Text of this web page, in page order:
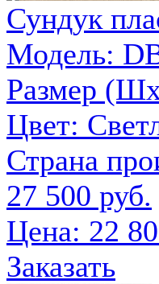
Сундук
Модель:
Размер
Цвет:
Страна
27 500 руб.
Цена: 22
Заказать